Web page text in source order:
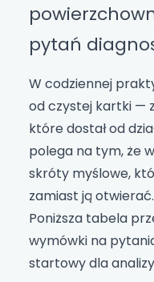
pytań
W codziennej
od czystej kartki —
które dostał od
polega na tym, że
skróty myślowe,
zamiast ją otwierać.
Poniższa tabela
wymówki na
startowy dla analizy